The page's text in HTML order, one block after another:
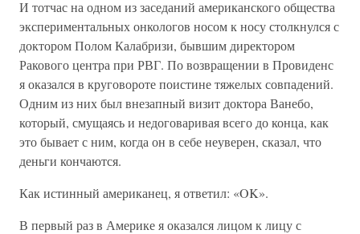
И тотчас на одном из заседаний американского общества
экспериментальных онкологов носом к носу столкнулся с
доктором Полом Калабризи, бывшим директором
Ракового центра при РВГ. По возвращении в Провиденс
я оказался в круговороте поистине тяжелых совпадений.
Одним из них был внезапный визит доктора Ванебо,
который, смущаясь и недоговаривая всего до конца, как
это бывает с ним, когда он в себе неуверен, сказал, что
деньги кончаются.
Как истинный американец, я ответил: «OK».
В первый раз в Америке я оказался лицом к лицу с